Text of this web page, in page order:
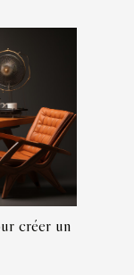
créer un